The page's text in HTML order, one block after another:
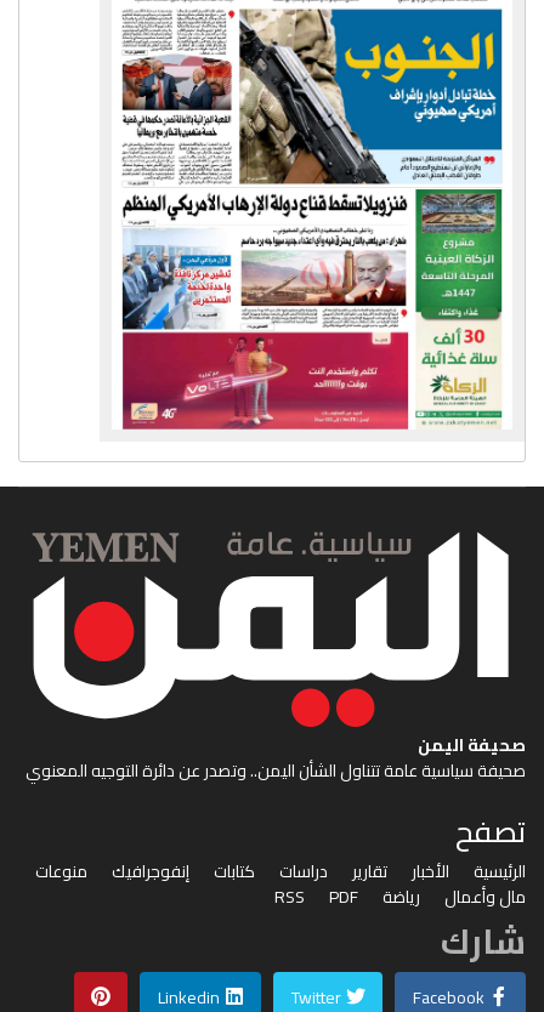
صحيفة اليمن
صحيفة سياسية عامة تتناول الشأن اليمن.. وتصدر عن دائرة التوجيه المعنوي
تصفح
الرئيسية الأخبار تقارير دراسات كتابات إنفوجرافيك
منوعات
مال وأعمال
رياضة PDF
RSS
شارك
Facebook
Twitter
Linkedin